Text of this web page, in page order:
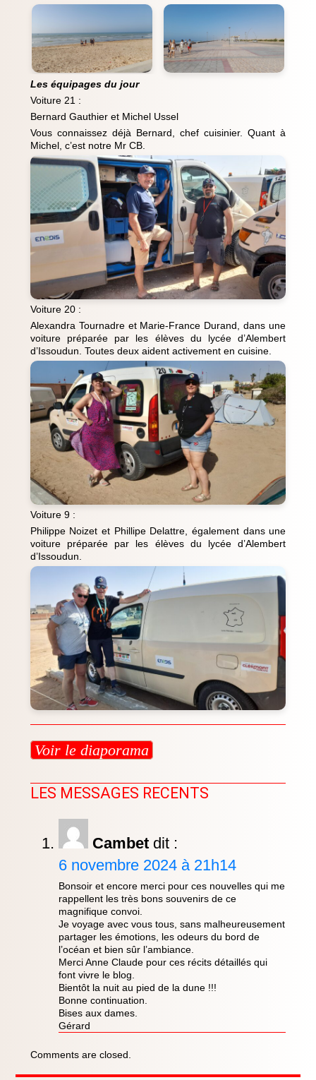
Les équipages du jour
Voiture 21 :
Bernard Gauthier et Michel Ussel
Vous connaissez déjà Bernard, chef cuisinier. Quant à
Michel, c’est notre Mr CB.
Voiture 20 :
Alexandra Tournadre et Marie-France Durand, dans une
voiture préparée par les élèves du lycée d’Alembert
d’Issoudun. Toutes deux aident activement en cuisine.
Voiture 9 :
Philippe Noizet et Phillipe Delattre, également dans une
voiture préparée par les élèves du lycée d’Alembert
d’Issoudun.
Voir le diaporama
LES MESSAGES RECENTS
Cambet dit :
6 novembre 2024 à 21h14
Bonsoir et encore merci pour ces nouvelles qui me
rappellent les très bons souvenirs de ce
magnifique convoi.
Je voyage avec vous tous, sans malheureusement
partager les émotions, les odeurs du bord de
l’océan et bien sûr l’ambiance.
Merci Anne Claude pour ces récits détaillés qui
font vivre le blog.
Bientôt la nuit au pied de la dune !!!
Bonne continuation.
Bises aux dames.
Gérard
Comments are closed.